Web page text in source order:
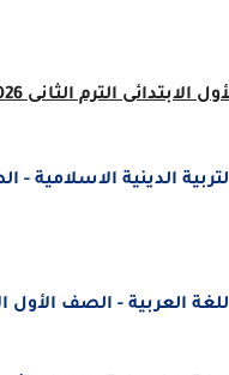
الترم الثانى 2026
الدينية الاسلامية -
العربية - الصف الأول